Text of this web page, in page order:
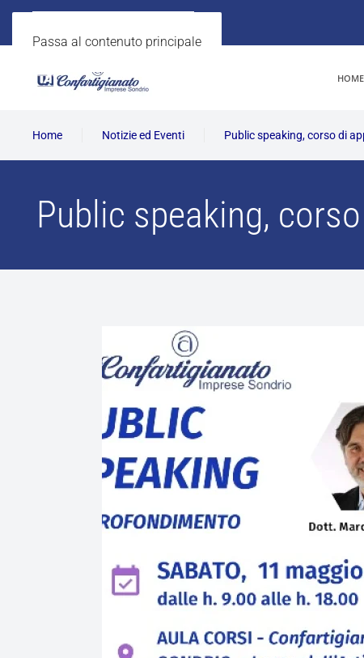
Passa al contenuto principale
HOME
Home Notizie ed Eventi Public speaking, corso di
Public speaking,